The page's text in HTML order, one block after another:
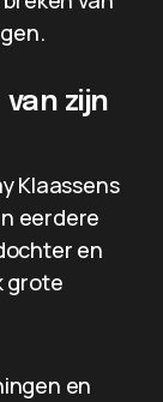
zijn
Klaassens
eerdere
en
grote
en